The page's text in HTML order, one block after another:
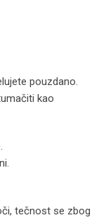
pouzdano.
kao
tečnost se zbog